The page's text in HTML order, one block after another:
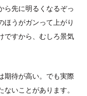
ら先に明るくなるぞっ
ほうがガンって上がり
ですから、むしろ景気
期待が高い。でも実際
いことがあります。